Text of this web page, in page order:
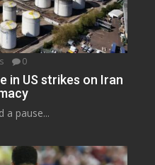
0
in US strikes on Iran
a pause...